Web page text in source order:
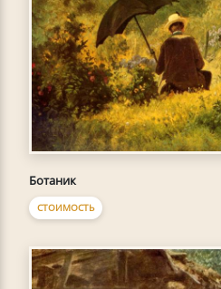
Ботаник
СТОИМОСТЬ